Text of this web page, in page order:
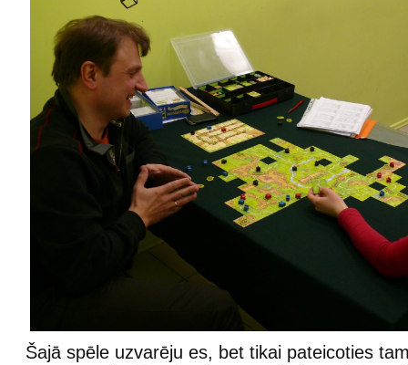
Šajā spēle uzvarēju es, bet tikai pateicoties